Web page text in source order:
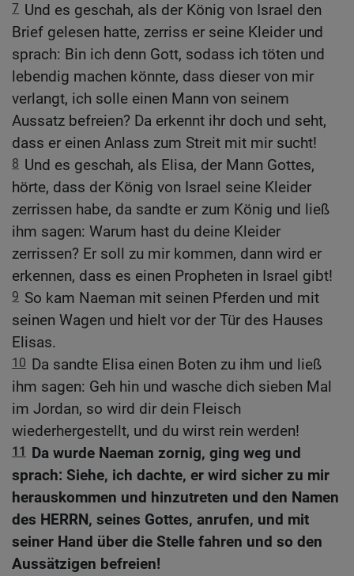
7 Und es geschah, als der König von Israel den
Brief gelesen hatte, zerriss er seine Kleider und
sprach: Bin ich denn Gott, sodass ich töten und
lebendig machen könnte, dass dieser von mir
verlangt, ich solle einen Mann von seinem
Aussatz befreien? Da erkennt ihr doch und seht,
dass er einen Anlass zum Streit mit mir sucht!
8 Und es geschah, als Elisa, der Mann Gottes,
hörte, dass der König von Israel seine Kleider
zerrissen habe, da sandte er zum König und ließ
ihm sagen: Warum hast du deine Kleider
zerrissen? Er soll zu mir kommen, dann wird er
erkennen, dass es einen Propheten in Israel gibt!
9 So kam Naeman mit seinen Pferden und mit
seinen Wagen und hielt vor der Tür des Hauses
Elisas.
10 Da sandte Elisa einen Boten zu ihm und ließ
ihm sagen: Geh hin und wasche dich sieben Mal
im Jordan, so wird dir dein Fleisch
wiederhergestellt, und du wirst rein werden!
11
Da wurde Naeman zornig, ging weg und
sprach: Siehe, ich dachte, er wird sicher zu mir
herauskommen und hinzutreten und den Namen
des HERRN, seines Gottes, anrufen, und mit
seiner Hand über die Stelle fahren und so den
Aussätzigen befreien!